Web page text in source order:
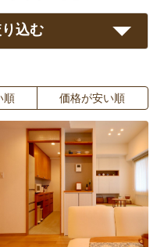
込む
順 価格が安い順